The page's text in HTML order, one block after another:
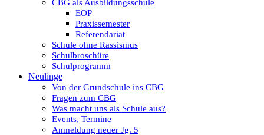
CBG als Ausbildungsschule
EOP
Praxissemester
Referendariat
Schule ohne Rassismus
Schulbroschüre
Schulprogramm
Neulinge
Von der Grundschule ins CBG
Fragen zum CBG
Was macht uns als Schule aus?
Events, Termine
Anmeldung neuer Jg. 5